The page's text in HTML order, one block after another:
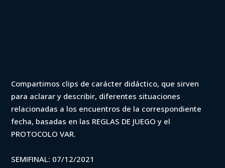
VAR - Clausura 2021 - Plaza Colonia
vs Peñarol (min. 80)
Iniciá sesión para ver
Compartimos clips de carácter didáctico, que sirven
para aclarar y describir, diferentes situaciones
relacionadas a los encuentros de la correspondiente
fecha, basadas en las REGLAS DE JUEGO y el
PROTOCOLO VAR.
SEMIFINAL: 07/12/2021